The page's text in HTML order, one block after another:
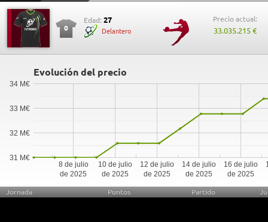
0
Edad: 27
Delantero
Precio actual:
33.035.215 €
Evolución del precio
8 de julio
de 2025
10 de julio
de 2025
12 de julio
de 2025
14 de julio
de 2025
16 de julio
de 2025
31 M€
32 M€
33 M€
34 M€
Jornada Puntos Partido